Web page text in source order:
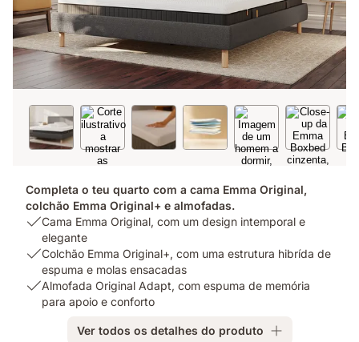
Completa o teu quarto com a cama Emma Original,
colchão Emma Original+ e almofadas.
USP
Cama
Emma
Original,
com
Cama Emma Original, com um design intemporal e
elegante
USP
Colchão
Emma
Colchão Emma Original+, com uma estrutura hibrída de
espuma e molas ensacadas
USPAlmofada Original Adapt, com espuma de memória
para apoio e conforto
Ver todos os detalhes do produto